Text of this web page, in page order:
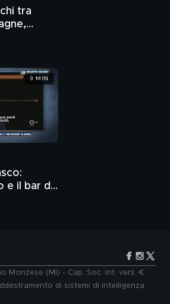
tra
e il bar di
3 MIN
Monzese (MI) - Cap. Soc. int. vers. €
di sistemi di intelligenza